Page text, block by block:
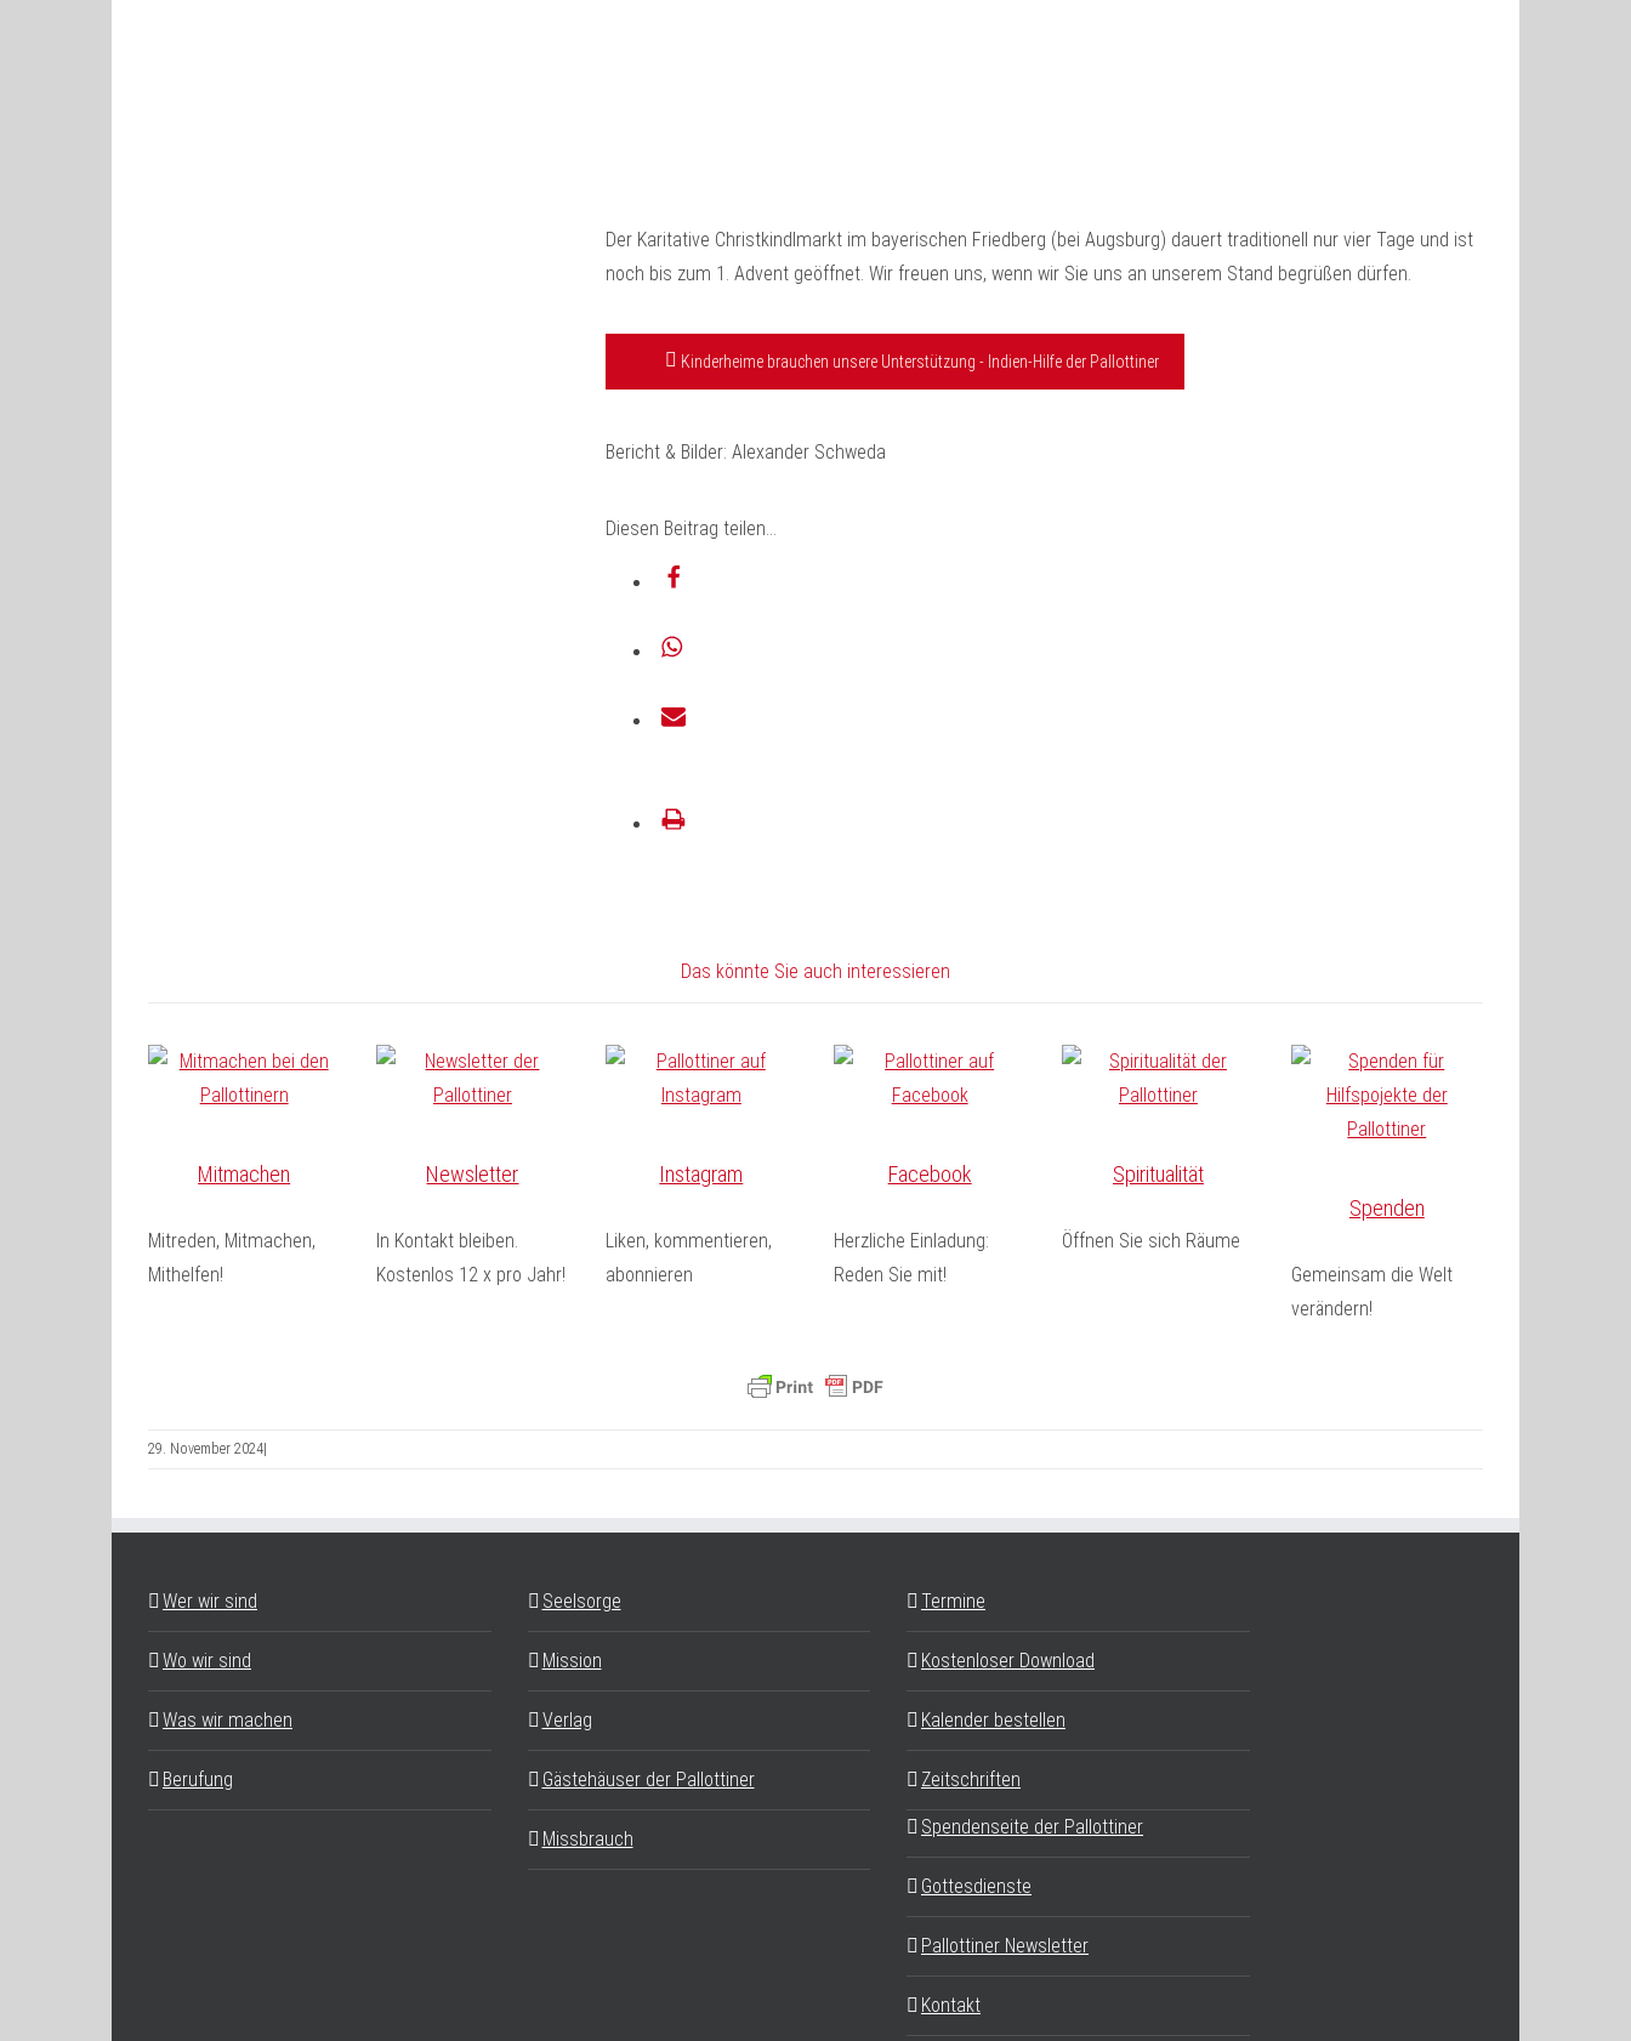
Der Karitative Christkindlmarkt im bayerischen Friedberg (bei Augsburg) dauert traditionell nur vier Tage und ist
noch bis zum 1. Advent geöffnet. Wir freuen uns, wenn wir Sie uns an unserem Stand begrüßen dürfen.
Kinderheime brauchen unsere Unterstützung - Indien-Hilfe der Pallottiner
Bericht & Bilder: Alexander Schweda
Diesen Beitrag teilen…
Das könnte Sie auch interessieren
Mitmachen
Mitreden, Mitmachen,
Mithelfen!
Newsletter
In Kontakt bleiben.
Kostenlos 12 x pro Jahr!
Instagram
Liken, kommentieren,
abonnieren
Facebook
Herzliche Einladung:
Reden Sie mit!
Spiritualität
Öffnen Sie sich Räume
Spenden
Gemeinsam die Welt
verändern!
29. November 2024
Wer wir sind
Wo wir sind
Was wir machen
Berufung
Seelsorge
Mission
Verlag
Gästehäuser der Pallottiner
Missbrauch
Termine
Kostenloser Download
Kalender bestellen
Zeitschriften
Spendenseite der Pallottiner
Gottesdienste
Pallottiner Newsletter
Kontakt